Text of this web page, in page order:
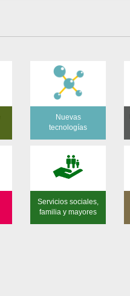
Nuevas
tecnologías
Servicios sociales,
familia y mayores